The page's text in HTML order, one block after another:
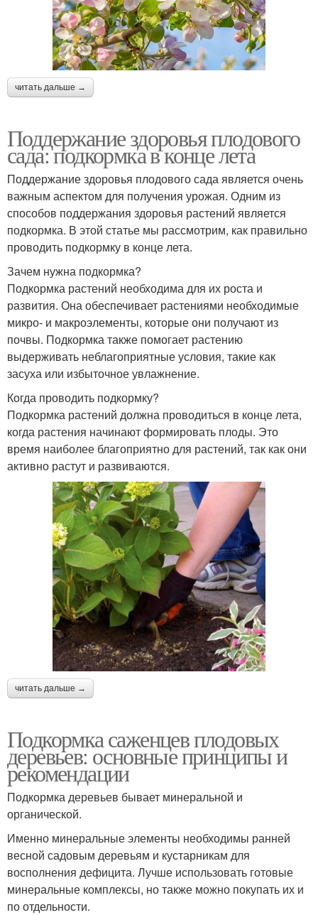
читать дальше →
Поддержание здоровья плодового
сада: подкормка в конце лета
Поддержание здоровья плодового сада является очень
важным аспектом для получения урожая. Одним из
способов поддержания здоровья растений является
подкормка. В этой статье мы рассмотрим, как правильно
проводить подкормку в конце лета.
Зачем нужна подкормка?
Подкормка растений необходима для их роста и
развития. Она обеспечивает растениями необходимые
микро- и макроэлементы, которые они получают из
почвы. Подкормка также помогает растению
выдерживать неблагоприятные условия, такие как
засуха или избыточное увлажнение.
Когда проводить подкормку?
Подкормка растений должна проводиться в конце лета,
когда растения начинают формировать плоды. Это
время наиболее благоприятно для растений, так как они
активно растут и развиваются.
читать дальше →
Подкормка саженцев плодовых
деревьев: основные принципы и
рекомендации
Подкормка деревьев бывает минеральной и
органической.
Именно минеральные элементы необходимы ранней
весной садовым деревьям и кустарникам для
восполнения дефицита. Лучше использовать готовые
минеральные комплексы, но также можно покупать их и
по отдельности.